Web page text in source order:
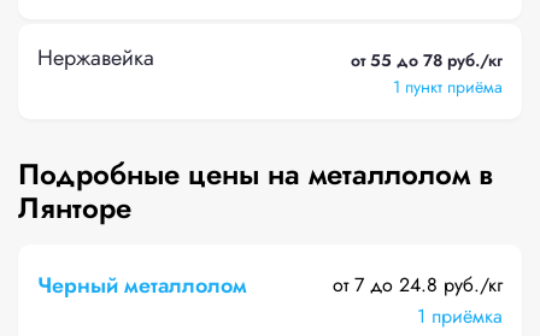
Нержавейка
от 55 до 78 руб./кг
1 пункт приёма
Подробные цены на металлолом в
Лянторе
Черный металлолом
от 7 до 24.8 руб./кг
1 приёмка